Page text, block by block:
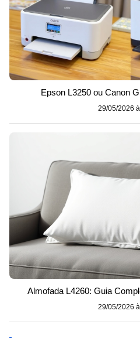
Epson L3250 ou Canon
29/05/2026
Almofada L4260: Guia
29/05/2026